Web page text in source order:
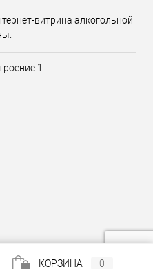
витрина алкогольной
1
КОРЗИНА 0